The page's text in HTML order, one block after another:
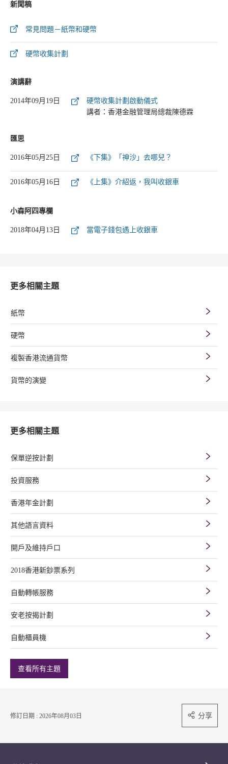
新聞稿
常見問題－紙幣和硬幣
硬幣收集計劃
演講辭
2014年09月19日
硬幣收集計劃啟動儀式
講者：香港金融管理局總裁陳德霖
匯思
2016年05月25日 《下集》「神沙」去哪兒？
2016年05月16日 《上集》介紹返，我叫收銀車
小森阿四專欄
2018年04月13日 當電子錢包遇上收銀車
更多相關主題
紙幣
硬幣
複製香港流通貨幣
貨幣的演變
更多相關主題
保單逆按計劃
投資服務
香港年金計劃
其他語言資料
開戶及維持戶口
2018香港新鈔票系列
自動轉帳服務
安老按揭計劃
自動櫃員機
查看所有主題
修訂日期 : 2026年08月03日 分享